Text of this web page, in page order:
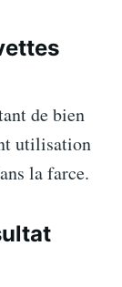
de bien
utilisation
la farce.